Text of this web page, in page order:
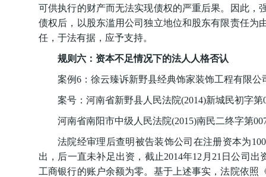
可供执行的财产而无法实现债权的严重后果。因此，
债权后，以股东滥用公司独立地位和股东有限责任为
任，于法有据，应予支持。
规则六：资本不足情况下的法人人格否认
案例6：徐云臻诉新野县经典饰家装饰工程有限
案号：河南省新野县人民法院(2014)新城民初字第
河南省南阳市中级人民法院(2015)南民二终字第
法院经审理后查明被告装饰公司在注册资本为
出，后一直未补足出资，截止2014年12月21日公司
工商银行的账户余额为零。基于上述事实，法院依照